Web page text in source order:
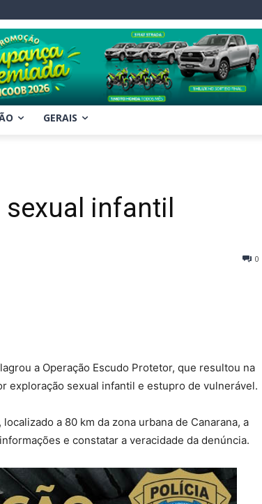
GERAIS
infantil
0
a Operação Escudo Protetor, que resultou na
exploração sexual infantil e estupro de vulnerável.
a 80 km da zona urbana de Canarana, a
e constatar a veracidade da denúncia.